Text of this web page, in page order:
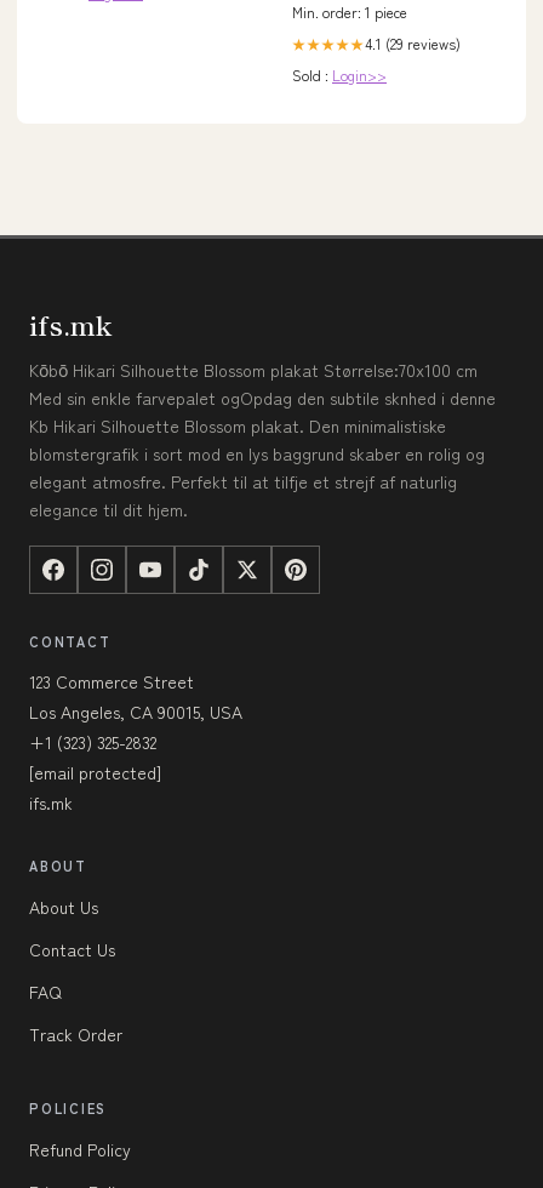
Min. order: 1 piece
★★★★★4.1 (29 reviews)
Sold : Login>>
ifs.mk
Kōbō Hikari Silhouette Blossom plakat Størrelse:70x100 cm
Med sin enkle farvepalet ogOpdag den subtile sknhed i denne
Kb Hikari Silhouette Blossom plakat. Den minimalistiske
blomstergrafik i sort mod en lys baggrund skaber en rolig og
elegant atmosfre. Perfekt til at tilfje et strejf af naturlig
elegance til dit hjem.
CONTACT
123 Commerce Street
Los Angeles, CA 90015, USA
+1 (323) 325-2832
[email protected]
ifs.mk
ABOUT
About Us
Contact Us
FAQ
Track Order
POLICIES
Refund Policy